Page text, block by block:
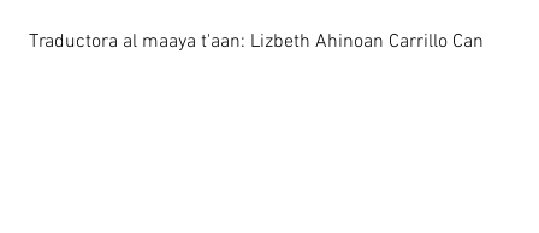
Traductora al maaya t'aan: Lizbeth Ahinoan Carrillo Can